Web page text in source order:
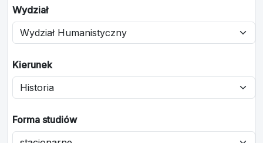
Wydział
Kierunek
Forma studiów